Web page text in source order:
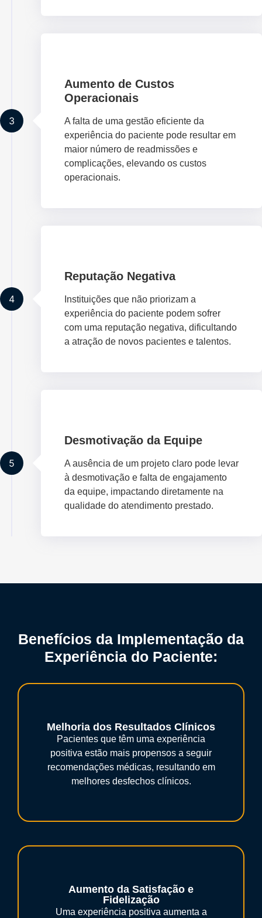
Aumento de Custos
Operacionais
A falta de uma gestão eficiente da
experiência do paciente pode resultar em
maior número de readmissões e
complicações, elevando os custos
operacionais.
3
Reputação Negativa
Instituições que não priorizam a
experiência do paciente podem sofrer
com uma reputação negativa, dificultando
a atração de novos pacientes e talentos.
4
Desmotivação da Equipe
A ausência de um projeto claro pode levar
à desmotivação e falta de engajamento
da equipe, impactando diretamente na
qualidade do atendimento prestado.
5
Benefícios da Implementação da
Experiência do Paciente:
Melhoria dos Resultados Clínicos
Pacientes que têm uma experiência
positiva estão mais propensos a seguir
recomendações médicas, resultando em
melhores desfechos clínicos.
Aumento da Satisfação e
Fidelização
Uma experiência positiva aumenta a